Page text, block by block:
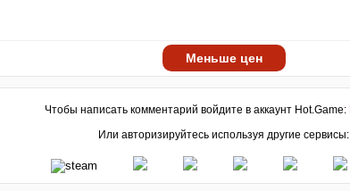
Меньше цен
Чтобы написать комментарий войдите в аккаунт Hot.Game:
Или авторизируйтесь используя другие сервисы: